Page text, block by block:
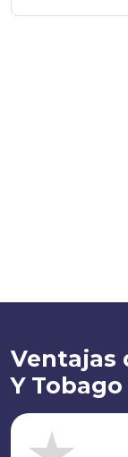
Ventajas
Y Tobago